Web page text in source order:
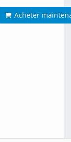
Acheter